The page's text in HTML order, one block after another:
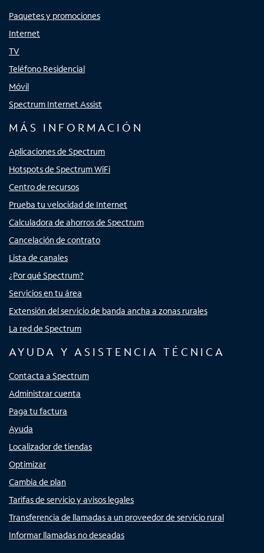
Paquetes y promociones
Internet
TV
Teléfono Residencial
Móvil
Spectrum Internet Assist
MÁS INFORMACIÓN
Aplicaciones de Spectrum
Hotspots de Spectrum WiFi
Centro de recursos
Prueba tu velocidad de Internet
Calculadora de ahorros de Spectrum
Cancelación de contrato
Lista de canales
¿Por qué Spectrum?
Servicios en tu área
Extensión del servicio de banda ancha a zonas rurales
La red de Spectrum
AYUDA Y ASISTENCIA TÉCNICA
Contacta a Spectrum
Administrar cuenta
Paga tu factura
Ayuda
Localizador de tiendas
Optimizar
Cambia de plan
Tarifas de servicio y avisos legales
Transferencia de llamadas a un proveedor de servicio rural
Informar llamadas no deseadas